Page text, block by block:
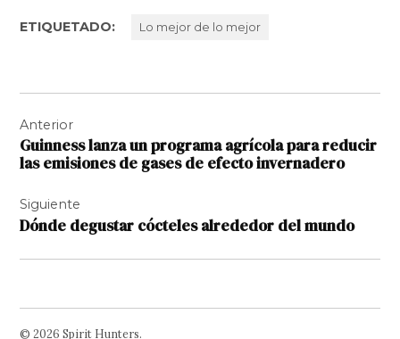
ETIQUETADO: Lo mejor de lo mejor
de
entradas
Anterior
Guinness lanza un programa agrícola para reducir
las emisiones de gases de efecto invernadero
Siguiente
Dónde degustar cócteles alrededor del mundo
© 2026 Spirit Hunters.